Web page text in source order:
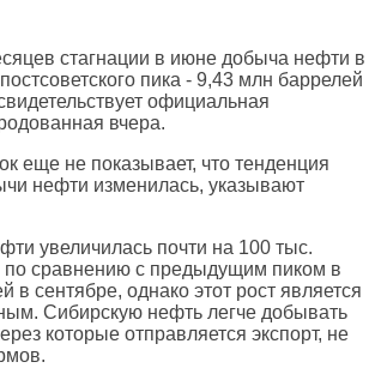
стагнации в июне добыча нефти в
пика - 9,43 млн баррелей
официальная
вчера.
еще не показывает, что тенденция
нефти изменилась, указывают
увеличилась почти на 100 тыс.
по сравнению с предыдущим пиком в
в сентябре, однако этот рост является
Сибирскую нефть легче добывать
которые отправляется экспорт, не